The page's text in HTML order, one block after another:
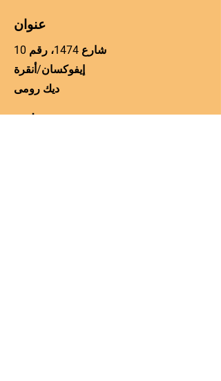
عنوان
شارع 1474، رقم 10
إيفوكسان/أنقرة
ديك رومى
هاتف